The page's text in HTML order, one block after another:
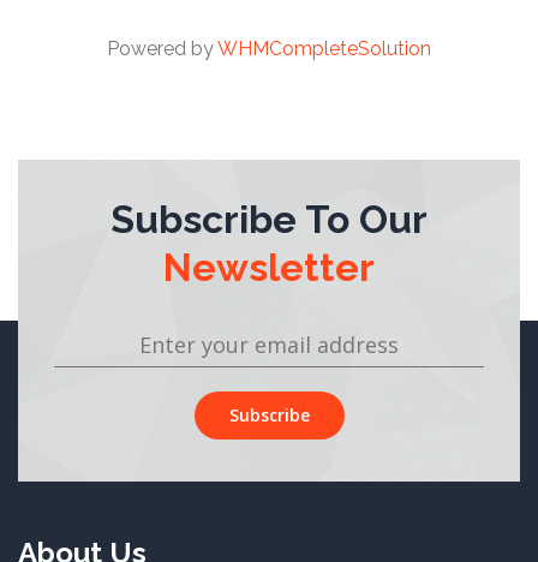
Powered byWHMCompleteSolution
Subscribe To Our
Newsletter
Subscribe
About Us